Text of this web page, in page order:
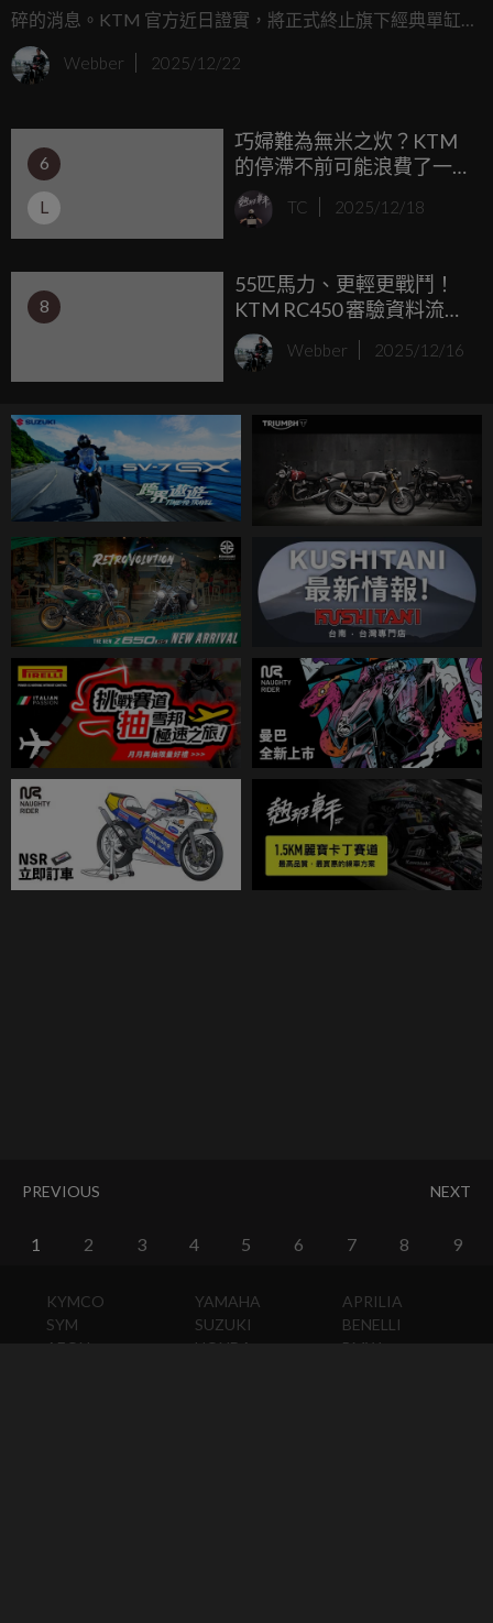
碎的消息。KTM 官方近日證實，將正式終止旗下經典單缸跑
車 RC 390 的全球銷售業務，結束這台「奧地利小鋼炮」長達
十年的輝煌歷史。
Webber 2025/12/22
6
L
巧婦難為無米之炊？KTM
的停滯不前可能浪費了一
位天賦車手的真正實力... ...
TC 2025/12/18
8
55匹馬力、更輕更戰鬥！
KTM RC450 審驗資料流
出，但台灣恐因「產地」
無緣引進？
Webber 2025/12/16
PREVIOUS NEXT
1 2 3 4 5 6 7 8 9
KYMCO
SYM
AEON
YAMAHA
SUZUKI
HONDA
APRILIA
BENELLI
BMW